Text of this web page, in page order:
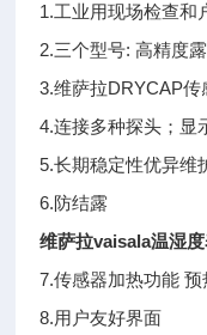
1.工业用现场检查和
2.三个型号: 高精度
3.维萨拉DRYCAP
4.连接多种探头；显
5.长期稳定性优异维
6.防结露
维萨拉vaisala温湿
7.传感器加热功能 预
8.用户友好界面